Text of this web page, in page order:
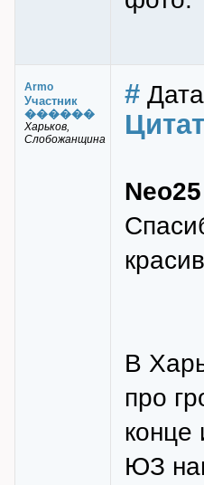
Armo
Участник
������
Харьков,
Слобожанщина
#
Neo25
В
про
конце
ЮЗ